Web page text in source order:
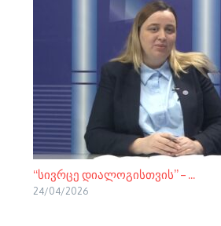
“სივრცე დიალოგისთვის” – ...
24/04/2026